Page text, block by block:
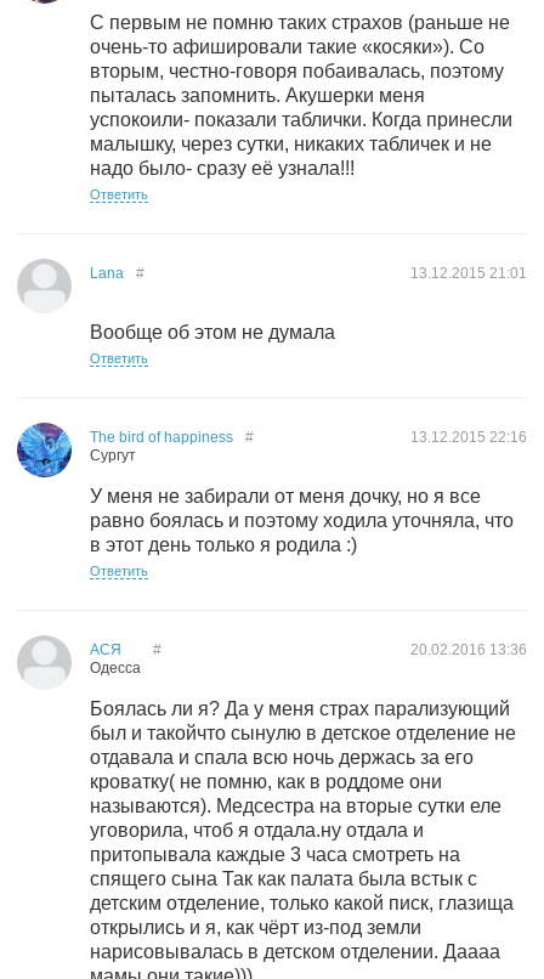
С первым не помню таких страхов (раньше не
очень-то афишировали такие «косяки»). Со
вторым, честно-говоря побаивалась, поэтому
пыталась запомнить. Акушерки меня
успокоили- показали таблички. Когда принесли
малышку, через сутки, никаких табличек и не
надо было- сразу её узнала!!!
Ответить
Lana 13.12.2015 21:01
#
Вообще об этом не думала
Ответить
The bird of happiness
Сургут
13.12.2015 22:16
#
У меня не забирали от меня дочку, но я все
равно боялась и поэтому ходила уточняла, что
в этот день только я родила :)
Ответить
АСЯ
Одесса
20.02.2016 13:36
#
Боялась ли я? Да у меня страх парализующий
был и такойчто сынулю в детское отделение не
отдавала и спала всю ночь держась за его
кроватку( не помню, как в роддоме они
называются). Медсестра на вторые сутки еле
уговорила, чтоб я отдала.ну отдала и
притопывала каждые 3 часа смотреть на
спящего сына Так как палата была встык с
детским отделение, только какой писк, глазища
открылись и я, как чёрт из-под земли
нарисовывалась в детском отделении. Даааа